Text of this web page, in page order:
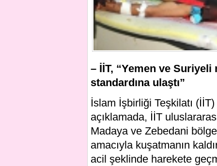
– İİT, “Yemen ve Suriyeli
standardına ulaştı”
İslam İşbirliği Teşkilatı
açıklamada, İİT
Madaya ve Zebedani
amacıyla kuşatmanın
acil şeklinde harekete